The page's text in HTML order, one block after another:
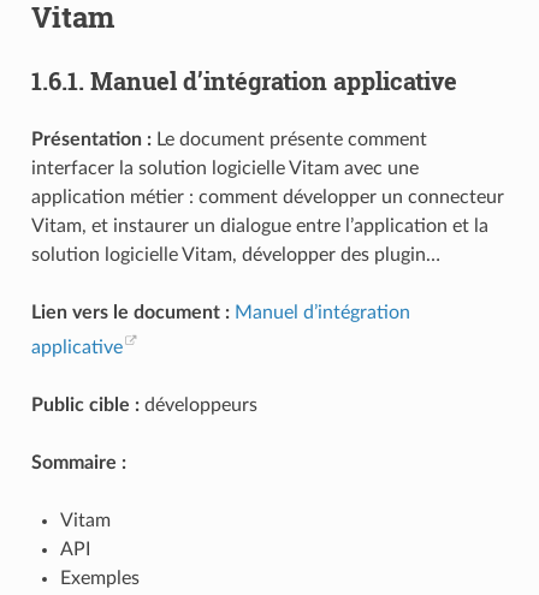
Vitam
1.6.1. Manuel d’intégration applicative
Présentation :Le document présente comment
interfacer la solution logicielle Vitam avec une
application métier : comment développer un connecteur
Vitam, et instaurer un dialogue entre l’application et la
solution logicielle Vitam, développer des plugin…
Lien vers le document : Manuel d’intégration
applicative
Public cible :développeurs
Sommaire :
Vitam
API
Exemples